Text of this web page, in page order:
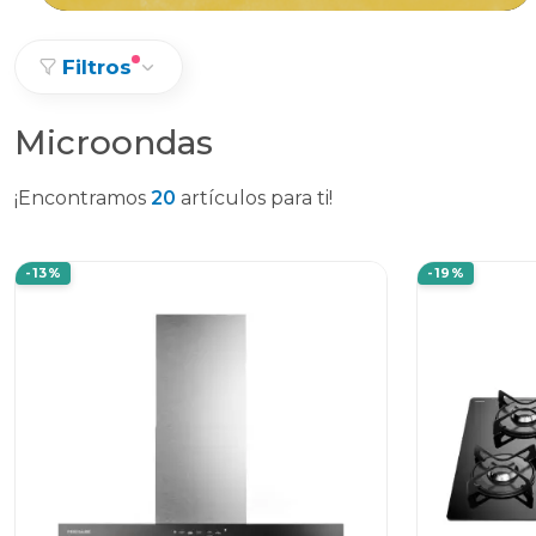
Filtros
Microondas
¡Encontramos 20 artículos para ti!
-13% -19%